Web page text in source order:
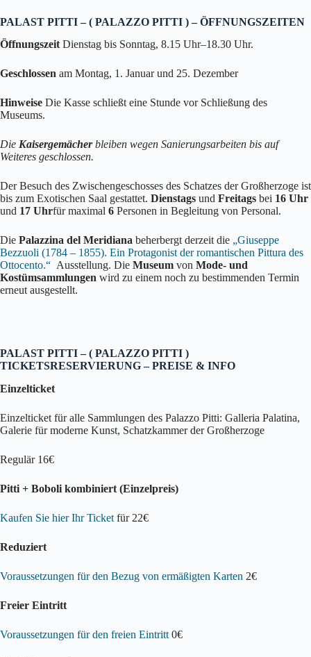
PALAST PITTI – ( PALAZZO PITTI ) – ÖFFNUNGSZEITEN
ÖffnungszeitDienstag bis Sonntag, 8.15 Uhr–18.30 Uhr.
Geschlossen am Montag, 1. Januar und 25. Dezember
Hinweise Die Kasse schließt eine Stunde vor Schließung des
Museums.
Die Kaisergemächerbleiben wegen Sanierungsarbeiten bis auf
Weiteres geschlossen.
Der Besuch des Zwischengeschosses des Schatzes der Großherzoge ist
bis zum Exotischen Saal gestattet. Dienstags und Freitags bei 16 Uhr
und 17 Uhrfür maximal 6 Personen in Begleitung von Personal.
Die Palazzina del Meridiana beherbergt derzeit die „Giuseppe
Bezzuoli (1784 – 1855). Ein Protagonist der romantischen Pittura des
Ottocento.“ Ausstellung. Die Museum von Mode- und
Kostümsammlungen wird zu einem noch zu bestimmenden Termin
erneut ausgestellt.
PALAST PITTI – ( PALAZZO PITTI )
TICKETSRESERVIERUNG – PREISE & INFO
Einzelticket
Einzelticket für alle Sammlungen des Palazzo Pitti: Galleria Palatina,
Galerie für moderne Kunst, Schatzkammer der Großherzoge
Regulär 16€
Pitti + Boboli kombiniert (Einzelpreis)
Kaufen Sie hier Ihr Ticket für 22€
Reduziert
Voraussetzungen für den Bezug von ermäßigten Karten 2€
Freier Eintritt
Voraussetzungen für den freien Eintritt 0€